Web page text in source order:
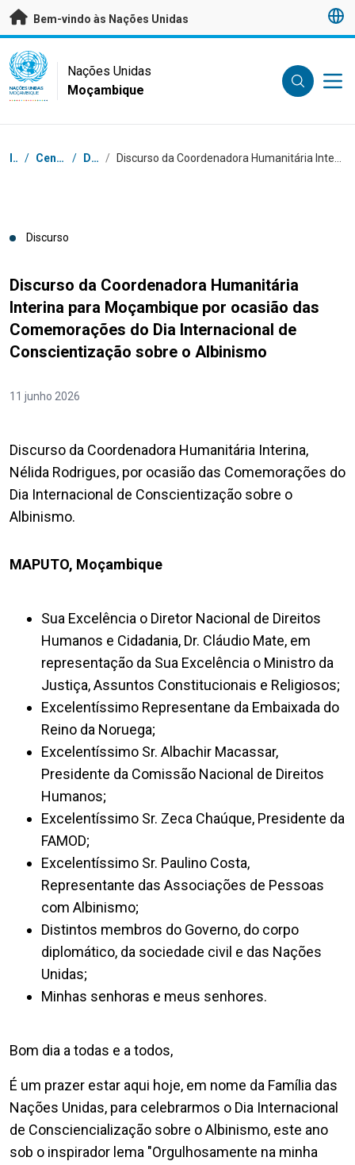
Saltar para conteúdo principal
Bem-vindo às Nações Unidas
UN Logo
NAÇÕES UNIDAS
MOÇAMBIQUE
Nações Unidas
Moçambique
Breadcrumb
Início / Centro de Imprensa / Discursos /
Discurso
Discurso da Coordenadora Humanitária
Interina para Moçambique por ocasião das
Comemorações do Dia Internacional de
Conscientização sobre o Albinismo
11 junho 2026
Discurso da Coordenadora Humanitária Interina,
Nélida Rodrigues, por ocasião das Comemorações do
Dia Internacional de Conscientização sobre o
Albinismo.
MAPUTO, Moçambique
Sua Excelência o Diretor Nacional de Direitos
Humanos e Cidadania, Dr. Cláudio Mate, em
representação da Sua Excelência o Ministro da
Justiça, Assuntos Constitucionais e Religiosos;
Excelentíssimo Representane da Embaixada do
Reino da Noruega;
Excelentíssimo Sr. Albachir Macassar,
Presidente da Comissão Nacional de Direitos
Humanos;
Excelentíssimo Sr. Zeca Chaúque, Presidente da
FAMOD;
Excelentíssimo Sr. Paulino Costa,
Representante das Associações de Pessoas
com Albinismo;
Distintos membros do Governo, do corpo
diplomático, da sociedade civil e das Nações
Unidas;
Minhas senhoras e meus senhores.
Bom dia a todas e a todos,
É um prazer estar aqui hoje, em nome da Família das
Nações Unidas, para celebrarmos o Dia Internacional
de Consciencialização sobre o Albinismo, este ano
sob o inspirador lema "Orgulhosamente na minha